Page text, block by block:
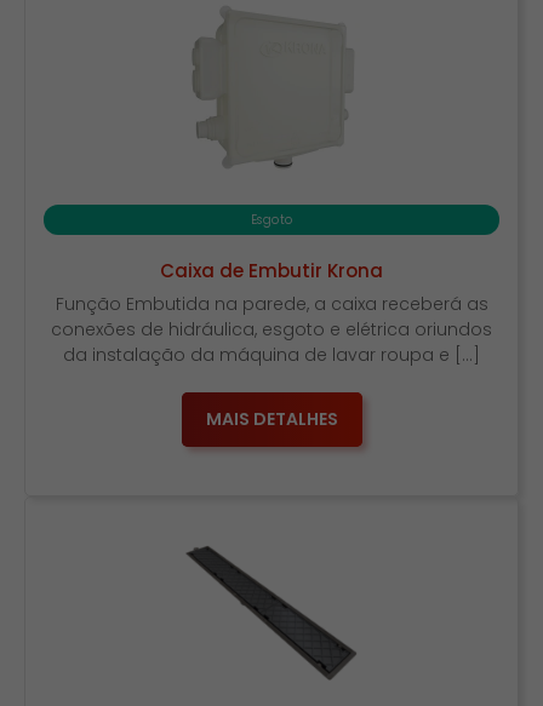
Esgoto
Caixa de Embutir Krona
Função Embutida na parede, a caixa receberá as
conexões de hidráulica, esgoto e elétrica oriundos
da instalação da máquina de lavar roupa e […]
MAIS DETALHES